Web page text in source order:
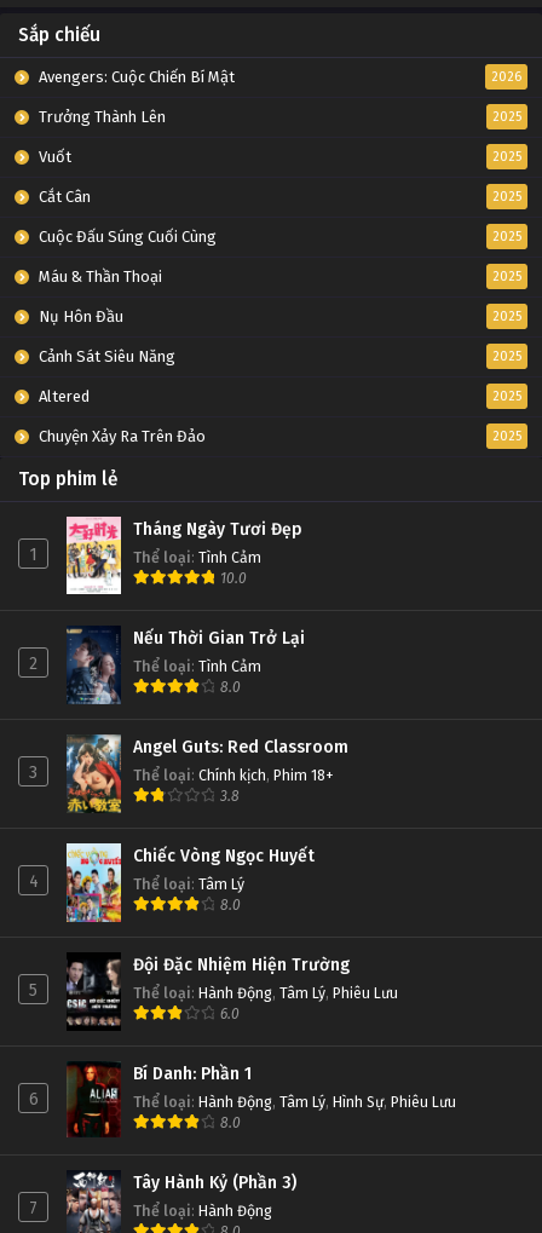
Sắp chiếu
Avengers: Cuộc Chiến Bí Mật 2026
Trưởng Thành Lên 2025
Vuốt 2025
Cắt Cân 2025
Cuộc Đấu Súng Cuối Cùng 2025
Máu & Thần Thoại 2025
Nụ Hôn Đầu 2025
Cảnh Sát Siêu Năng 2025
Altered 2025
Chuyện Xảy Ra Trên Đảo 2025
Top phim lẻ
1
Tháng Ngày Tươi Đẹp
Thể loại: Tình Cảm
10.0
2
Nếu Thời Gian Trở Lại
Thể loại: Tình Cảm
8.0
3
Angel Guts: Red Classroom
Thể loại: Chính kịch, Phim 18+
3.8
4
Chiếc Vòng Ngọc Huyết
Thể loại: Tâm Lý
8.0
5
Đội Đặc Nhiệm Hiện Trường
Thể loại: Hành Động, Tâm Lý, Phiêu Lưu
6.0
6
Bí Danh: Phần 1
Thể loại: Hành Động, Tâm Lý, Hình Sự, Phiêu Lưu
8.0
7
Tây Hành Kỷ (Phần 3)
Thể loại: Hành Động